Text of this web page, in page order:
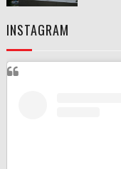
INSTAGRAM